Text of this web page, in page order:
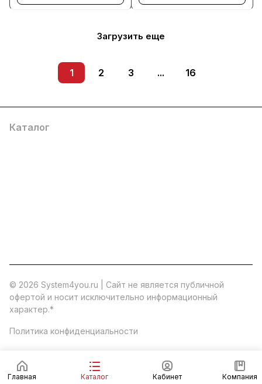
Загрузить еще
1 2 3 ... 16
Главная Каталог Кабинет Компания
Каталог
© 2026 System4you.ru | Cайт не является публичной
офертой и носит исключительно информационный
характер.*
Политика конфиденциальности